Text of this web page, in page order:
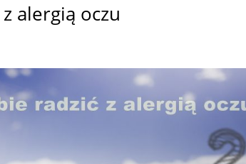
alergią oczu